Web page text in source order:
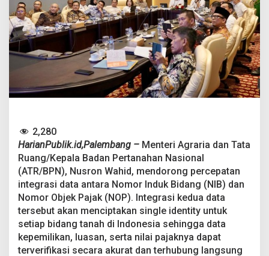
t
a
n
a
e
r
a
T
a
N
k
k
a
P
a
j
2,280
HarianPublik.id,Palembang – Menteri Agraria dan Tata
Ruang/Kepala Badan Pertanahan Nasional
(ATR/BPN), Nusron Wahid, mendorong percepatan
integrasi data antara Nomor Induk Bidang (NIB) dan
Nomor Objek Pajak (NOP). Integrasi kedua data
tersebut akan menciptakan single identity untuk
setiap bidang tanah di Indonesia sehingga data
kepemilikan, luasan, serta nilai pajaknya dapat
terverifikasi secara akurat dan terhubung langsung